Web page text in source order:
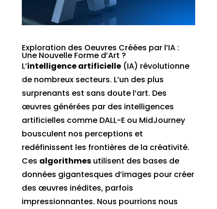
Exploration des Oeuvres Créées par l’IA :
Une Nouvelle Forme d’Art ?
L’intelligence artificielle(IA) révolutionne
de nombreux secteurs. L’un des plus
surprenants est sans doute l’art. Des
œuvres générées par des intelligences
artificielles comme DALL-E ou MidJourney
bousculent nos perceptions et
redéfinissent les frontières de la créativité.
Ces algorithmesutilisent des bases de
données gigantesques d’images pour créer
des œuvres inédites, parfois
impressionnantes. Nous pourrions nous